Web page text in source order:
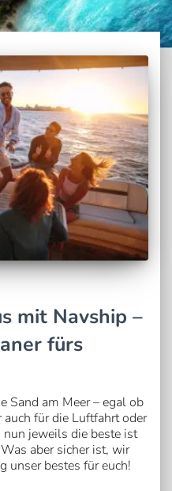
mit Navship –
fürs
Sand am Meer – egal ob
für die Luftfahrt oder
jeweils die beste ist
aber sicher ist, wir
unser bestes für euch!